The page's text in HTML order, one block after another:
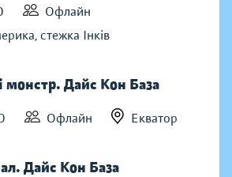
Офлайн
стежка Інків
монстр. Дайс Кон База
Офлайн Екватор
Дайс Кон База